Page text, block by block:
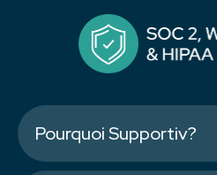
Pourquoi Supportiv?